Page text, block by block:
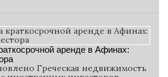
аренде в Афинах:
Греческая недвижимость